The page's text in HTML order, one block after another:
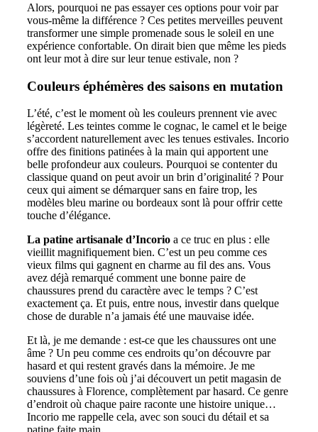
Alors, pourquoi ne pas essayer ces options pour voir par
vous-même la différence ? Ces petites merveilles peuvent
transformer une simple promenade sous le soleil en une
expérience confortable. On dirait bien que même les pieds
ont leur mot à dire sur leur tenue estivale, non ?
Couleurs éphémères des saisons en mutation
L’été, c’est le moment où les couleurs prennent vie avec
légèreté. Les teintes comme le cognac, le camel et le beige
s’accordent naturellement avec les tenues estivales. Incorio
offre des finitions patinées à la main qui apportent une
belle profondeur aux couleurs. Pourquoi se contenter du
classique quand on peut avoir un brin d’originalité ? Pour
ceux qui aiment se démarquer sans en faire trop, les
modèles bleu marine ou bordeaux sont là pour offrir cette
touche d’élégance.
La patine artisanale d’Incorio a ce truc en plus : elle
vieillit magnifiquement bien. C’est un peu comme ces
vieux films qui gagnent en charme au fil des ans. Vous
avez déjà remarqué comment une bonne paire de
chaussures prend du caractère avec le temps ? C’est
exactement ça. Et puis, entre nous, investir dans quelque
chose de durable n’a jamais été une mauvaise idée.
Et là, je me demande : est-ce que les chaussures ont une
âme ? Un peu comme ces endroits qu’on découvre par
hasard et qui restent gravés dans la mémoire. Je me
souviens d’une fois où j’ai découvert un petit magasin de
chaussures à Florence, complètement par hasard. Ce genre
d’endroit où chaque paire raconte une histoire unique…
Incorio me rappelle cela, avec son souci du détail et sa